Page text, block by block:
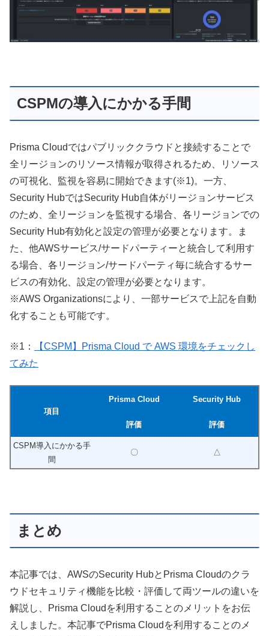
CSPMの導入にかかる手間
Prisma Cloudではパブリッククラウドと接続することで
全リージョンのリソース情報が取得されるため、リソース
の可視化、監視を容易に開始できます(※1)。一方、
Security HubではSecurity Hub自体がリージョンサービス
のため、全リージョンを監視する場合、各リージョンでの
Security Hub有効化と設定の管理が必要となります。ま
た、他AWSサービス/サードパーティーと統合して利用す
る場合、各リージョン/サードパーティ毎に統合するサー
ビスの有効化、設定の管理が必要となります。
※AWS Organizationsにより、一部サービスで上記を自動
化することも可能です。
※1：
【CSPM】Prisma Cloud で AWS 環境をチェックし
てみた
項目
Prisma Cloud Security Hub
評価 評価
CSPM導入にかかる手
間
〇 △
まとめ
本記事では、AWSのSecurity HubとPrisma Cloudのクラ
ウドセキュリティ機能を比較・評価して両ツールの違いを
解説し、Prisma Cloudを利用することのメリットをお伝
えしました。本記事でPrisma Cloudを利用することのメ